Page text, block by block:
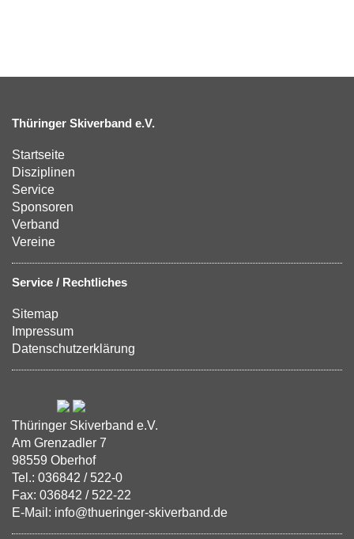
Thüringer Skiverband e.V.
Startseite
Disziplinen
Service
Sponsoren
Verband
Vereine
Service / Rechtliches
Sitemap
Impressum
Datenschutzerklärung
Thüringer Skiverband e.V.
Am Grenzadler 7
98559 Oberhof
Tel.: 036842 / 522-0
Fax: 036842 / 522-22
E-Mail: info@thueringer-skiverband.de